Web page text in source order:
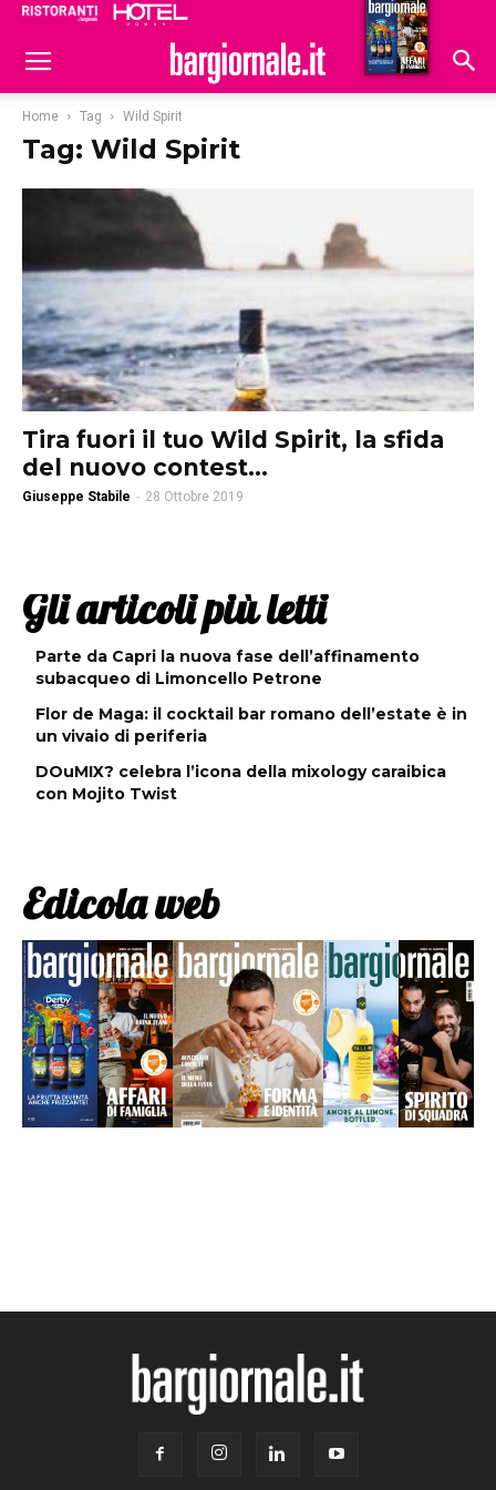
Hoteldomani
Home Tag Wild Spirit
Tag: Wild Spirit
Tira fuori il tuo Wild Spirit, la sfida
del nuovo contest...
Giuseppe Stabile - 28 Ottobre 2019
Gli articoli più letti
Parte da Capri la nuova fase dell’affinamento
subacqueo di Limoncello Petrone
Flor de Maga: il cocktail bar romano dell’estate è in
un vivaio di periferia
DOuMIX? celebra l’icona della mixology caraibica
con Mojito Twist
Edicola web